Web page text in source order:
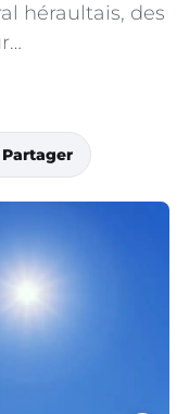
héraultais, des
Partager